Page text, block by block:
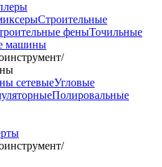
Строительные
феныТочильные
машины
/
сетевыеУгловые
Полировальные
/